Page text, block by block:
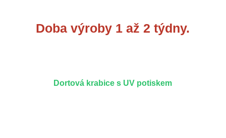
Doba výroby 1 až 2 týdny.
Dortová krabice s UV potiskem